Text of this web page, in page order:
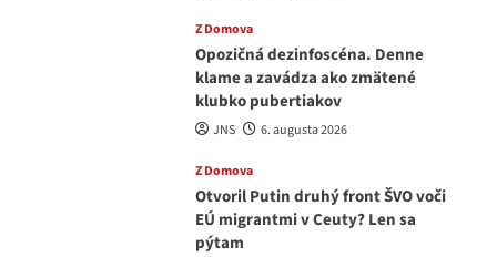
Z Domova
Opozičná dezinfoscéna. Denne
klame a zavádza ako zmätené
klubko pubertiakov
JNS 6. augusta 2026
Z Domova
Otvoril Putin druhý front ŠVO voči
EÚ migrantmi v Ceuty? Len sa
pýtam